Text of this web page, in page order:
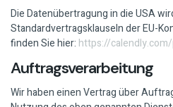
Die Datenübertragung in die USA
Standardvertragsklauseln der EU-
finden Sie hier: https://
Auftragsverarbeitung
Wir haben einen Vertrag über